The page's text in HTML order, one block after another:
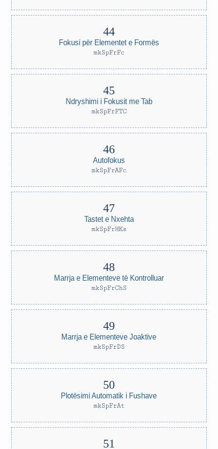
Fokusi për Elementet e Formës
mkSpFrFc
Ndryshimi i Fokusit me Tab
mkSpFrFTC
Autofokus
mkSpFrAFc
Tastet e Nxehta
mkSpFrHKs
Marrja e Elementeve të Kontrolluar
mkSpFrChS
Marrja e Elementeve Joaktive
mkSpFrDS
Plotësimi Automatik i Fushave
mkSpFrAt